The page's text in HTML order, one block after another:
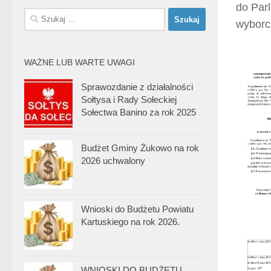
do
Szukaj:
WAŻNE LUB WARTE UWAGI
Sprawozdanie z działalności
Sołtysa i Rady Sołeckiej
Sołectwa Banino za rok 2025
Budżet Gminy Żukowo na rok
2026 uchwalony
Wnioski do Budżetu Powiatu
Kartuskiego na rok 2026.